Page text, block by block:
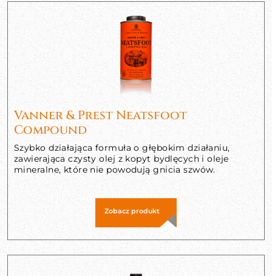
Vanner & Prest Neatsfoot
Compound
Szybko działająca formuła o głębokim działaniu,
zawierająca czysty olej z kopyt bydlęcych i oleje
mineralne, które nie powodują gnicia szwów.
Zobacz produkt